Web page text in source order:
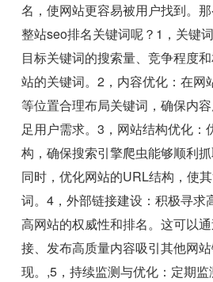
名，使网站更容易被用户找到。
整站seo排名关键词呢？1，关键
目标关键词的搜索量、竞争程度
站的关键词。2，内容优化：在网
等位置合理布局关键词，确保内
足用户需求。3，网站结构优化：
构，确保搜索引擎爬虫能够顺利抓
同时，优化网站的URL结构，使
词。4，外部链接建设：积极寻求
高网站的权威性和排名。这可以
接、发布高质量内容吸引其他网
现。,5，持续监测与优化：定期